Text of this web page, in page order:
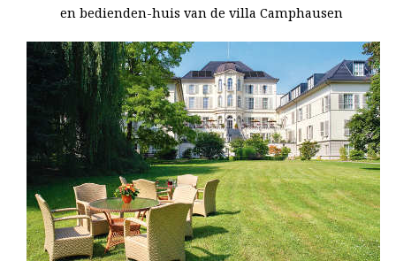
en bedienden-huis van de villa Camphausen